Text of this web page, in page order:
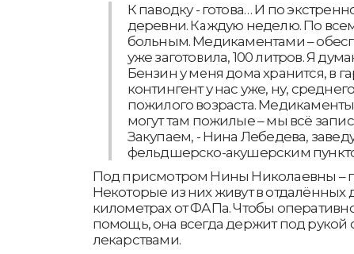
К паводку - готова… И по
деревни. Каждую неделю. По
больным. Медикаментами –
уже заготовила, 100 литров. Я
Бензин у меня дома хранится, в
контингент у нас уже, ну,
пожилого возраста.
могут там пожилые – мы всё
Закупаем, - Нина Лебедева,
фельдшерско-акушерским
Под присмотром Нины Николаевны –
Некоторые из них живут в отдалённых
километрах от ФАПа. Чтобы
помощь, она всегда держит под
лекарствами.